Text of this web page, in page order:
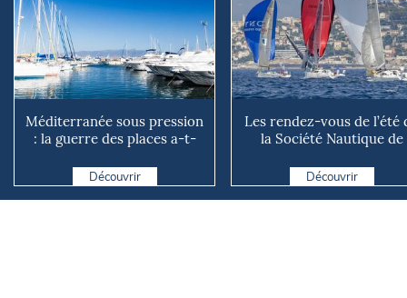
Méditerranée sous pression
: la guerre des places a-t-
Découvrir
Les rendez-vous de l’été
la Société Nautique de
Découvrir